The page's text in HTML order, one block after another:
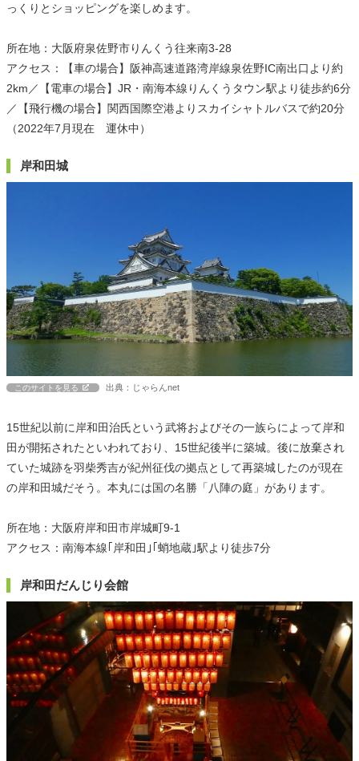
っくりとショッピングを楽しめます。
所在地：大阪府泉佐野市りんくう往来南3-28
アクセス：【車の場合】阪神高速道路湾岸線泉佐野IC南出口より約
2km／【電車の場合】JR・南海本線りんくうタウン駅より徒歩約6分
／【飛行機の場合】関西国際空港よりスカイシャトルバスで約20分
（2022年7月現在 運休中）
岸和田城
このサイトを見る 出典：じゃらんnet
15世紀以前に岸和田治氏という武将およびその一族らによって岸和
田が開拓されたといわれており、15世紀後半に築城。後に放棄され
ていた城跡を羽柴秀吉が紀州征伐の拠点として再築城したのが現在
の岸和田城だそう。本丸には国の名勝「八陣の庭」があります。
所在地：大阪府岸和田市岸城町9-1
アクセス：南海本線｢岸和田｣｢蛸地蔵｣駅より徒歩7分
岸和田だんじり会館